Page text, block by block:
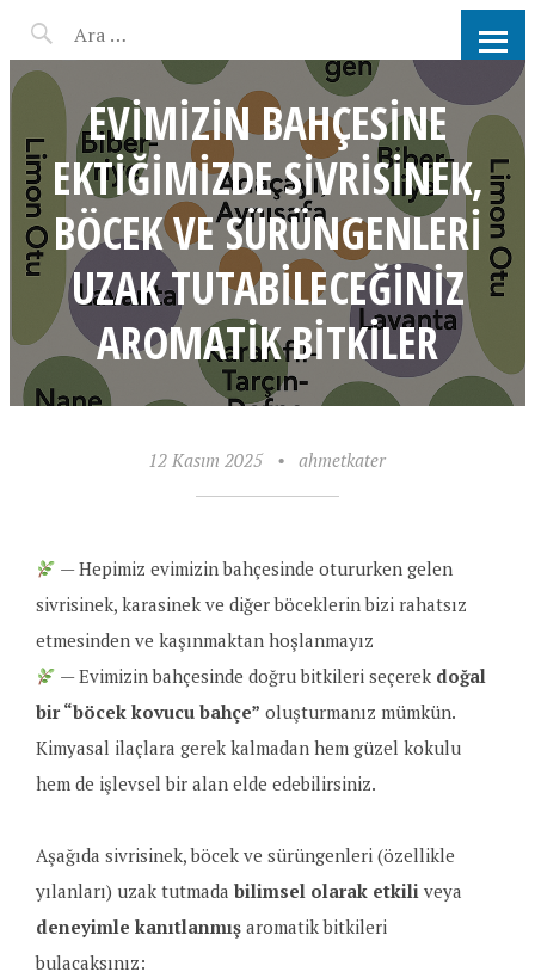
AHMET KATER KÖMÜR
ATEŞINDE BARBEKÜ, IZGARA,
MANGAL PARTISI
HIZMETLERI
EVIMIZIN BAHÇESINE
EKTIĞIMIZDE SIVRISINEK,
BÖCEK VE SÜRÜNGENLERI
UZAK TUTABILECEĞINIZ
AROMATIK BITKILER
12 Kasım 2025 • ahmetkater
— Hepimiz evimizin bahçesinde otururken gelen
sivrisinek, karasinek ve diğer böceklerin bizi rahatsız
etmesinden ve kaşınmaktan hoşlanmayız
— Evimizin bahçesinde doğru bitkileri seçerek doğal
bir “böcek kovucu bahçe” oluşturmanız mümkün.
Kimyasal ilaçlara gerek kalmadan hem güzel kokulu
hem de işlevsel bir alan elde edebilirsiniz.
Aşağıda sivrisinek, böcek ve sürüngenleri (özellikle
yılanları) uzak tutmada bilimsel olarak etkiliveya
deneyimle kanıtlanmışaromatik bitkileri
bulacaksınız: